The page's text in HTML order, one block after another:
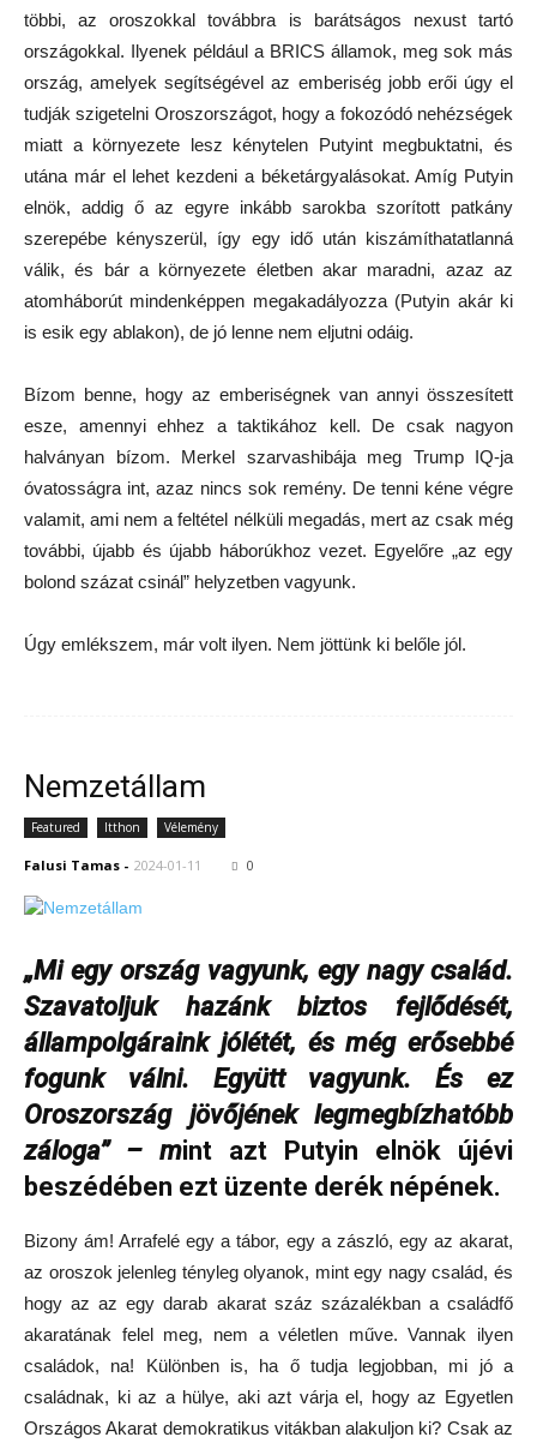
többi, az oroszokkal továbbra is barátságos nexust tartó
országokkal. Ilyenek például a BRICS államok, meg sok más
ország, amelyek segítségével az emberiség jobb erői úgy el
tudják szigetelni Oroszországot, hogy a fokozódó nehézségek
miatt a környezete lesz kénytelen Putyint megbuktatni, és
utána már el lehet kezdeni a béketárgyalásokat. Amíg Putyin
elnök, addig ő az egyre inkább sarokba szorított patkány
szerepébe kényszerül, így egy idő után kiszámíthatatlanná
válik, és bár a környezete életben akar maradni, azaz az
atomháborút mindenképpen megakadályozza (Putyin akár ki
is esik egy ablakon), de jó lenne nem eljutni odáig.
Bízom benne, hogy az emberiségnek van annyi összesített
esze, amennyi ehhez a taktikához kell. De csak nagyon
halványan bízom. Merkel szarvashibája meg Trump IQ-ja
óvatosságra int, azaz nincs sok remény. De tenni kéne végre
valamit, ami nem a feltétel nélküli megadás, mert az csak még
további, újabb és újabb háborúkhoz vezet. Egyelőre „az egy
bolond százat csinál” helyzetben vagyunk.
Úgy emlékszem, már volt ilyen. Nem jöttünk ki belőle jól.
Nemzetállam
Featured Itthon Vélemény
Falusi Tamas - 2024-01-11 0
„Mi egy ország vagyunk, egy nagy család.
Szavatoljuk hazánk biztos fejlődését,
állampolgáraink jólétét, és még erősebbé
fogunk válni. Együtt vagyunk. És ez
Oroszország jövőjének legmegbízhatóbb
záloga” – mint azt Putyin elnök újévi
beszédében ezt üzente derék népének.
Bizony ám! Arrafelé egy a tábor, egy a zászló, egy az akarat,
az oroszok jelenleg tényleg olyanok, mint egy nagy család, és
hogy az az egy darab akarat száz százalékban a családfő
akaratának felel meg, nem a véletlen műve. Vannak ilyen
családok, na! Különben is, ha ő tudja legjobban, mi jó a
családnak, ki az a hülye, aki azt várja el, hogy az Egyetlen
Országos Akarat demokratikus vitákban alakuljon ki? Csak az